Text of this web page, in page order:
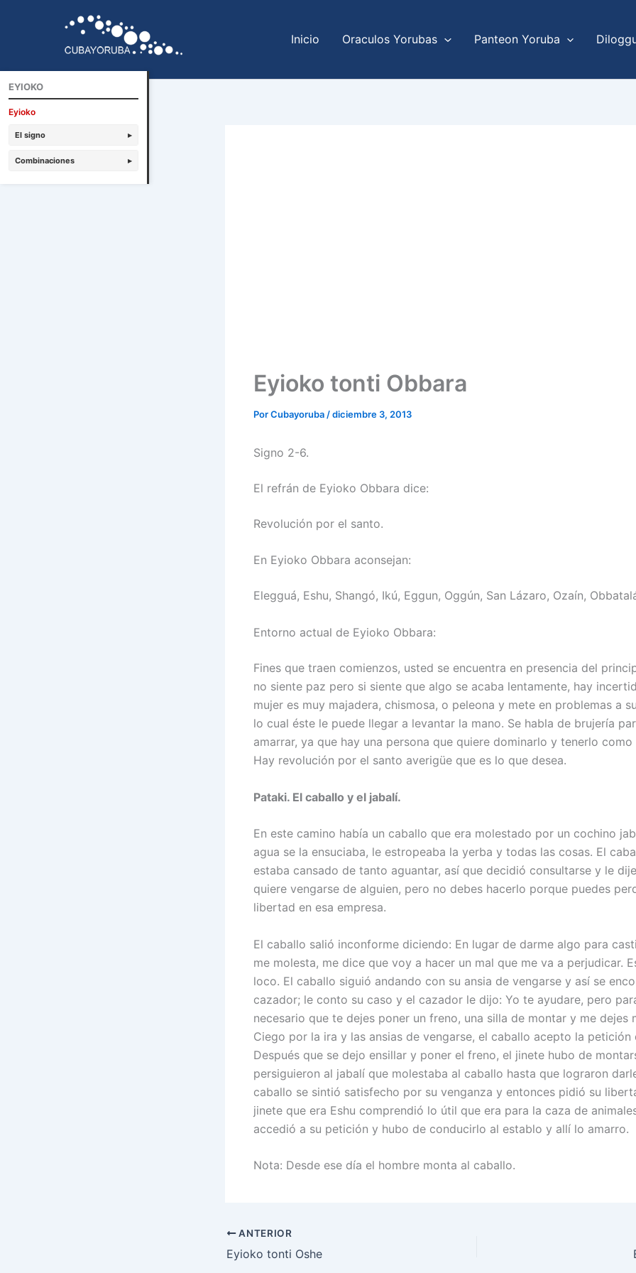
Inicio Oraculos Yorubas Panteon Yoruba
Eyioko tonti Obbara
PorCubayoruba /diciembre 3, 2013
Signo 2-6.
El refrán de Eyioko Obbara dice:
Revolución por el santo.
En Eyioko Obbara aconsejan:
Elegguá, Eshu, Shangó, Ikú, Eggun, Oggún, San Lázaro, Ozaín,
Entorno actual de Eyioko Obbara:
Fines que traen comienzos, usted se encuentra en presencia del
no siente paz pero si siente que algo se acaba lentamente, hay
mujer es muy majadera, chismosa, o peleona y mete en problemas a
lo cual éste le puede llegar a levantar la mano. Se habla de brujería
amarrar, ya que hay una persona que quiere dominarlo y tenerlo como
Hay revolución por el santo averigüe que es lo que desea.
Pataki. El caballo y el jabalí.
En este camino había un caballo que era molestado por un cochino
agua se la ensuciaba, le estropeaba la yerba y todas las cosas. El
estaba cansado de tanto aguantar, así que decidió consultarse y le
quiere vengarse de alguien, pero no debes hacerlo porque puedes
libertad en esa empresa.
El caballo salió inconforme diciendo: En lugar de darme algo para
me molesta, me dice que voy a hacer un mal que me va a perjudicar.
loco. El caballo siguió andando con su ansia de vengarse y así se
cazador; le conto su caso y el cazador le dijo: Yo te ayudare, pero
necesario que te dejes poner un freno, una silla de montar y me dejes
Ciego por la ira y las ansias de vengarse, el caballo acepto la petición
Después que se dejo ensillar y poner el freno, el jinete hubo de
persiguieron al jabalí que molestaba al caballo hasta que lograron
caballo se sintió satisfecho por su venganza y entonces pidió su
jinete que era Eshu comprendió lo útil que era para la caza de
accedió a su petición y hubo de conducirlo al establo y allí lo amarro.
Nota: Desde ese día el hombre monta al caballo.
ANTERIOR
Eyioko tonti Oshe
EYIOKO
Eyioko
El signo ▸
Combinaciones ▸